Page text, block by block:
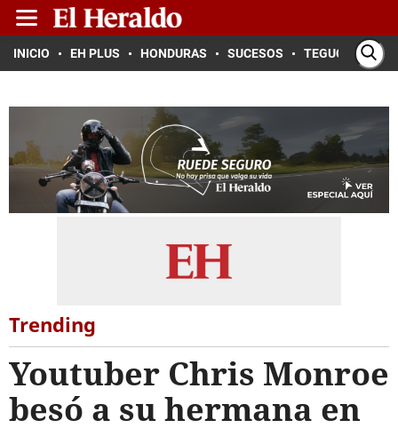
INICIO EH PLUS HONDURAS SUCESOS TEGUCIGALPA
Trending
Youtuber Chris Monroe
besó a su hermana en